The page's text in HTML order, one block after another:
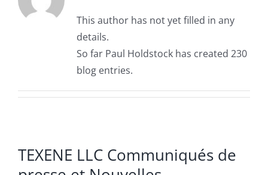
This author has not yet filled in any
details.
So far Paul Holdstock has created 230
blog entries.
TEXENE LLC Communiqués de